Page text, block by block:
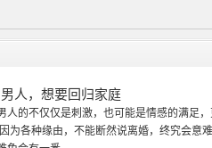
咨询师，毕业于重庆师范大学心理学专业
分析、恋爱择偶、夫妻关系，情感挽回、